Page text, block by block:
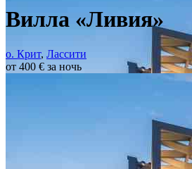
Вилла «Ливия»
о. Крит, Лассити
от 400 € за ночь